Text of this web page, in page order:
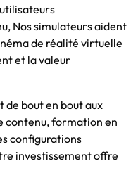
Nos simulateurs aident
de réalité virtuelle
et la valeur
de bout en bout aux
contenu, formation en
configurations
investissement offre